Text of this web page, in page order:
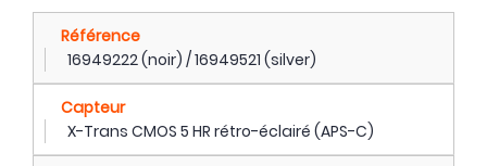
Référence
16949222 (noir) / 16949521 (silver)
Capteur
X-Trans CMOS 5 HR rétro-éclairé (APS-C)